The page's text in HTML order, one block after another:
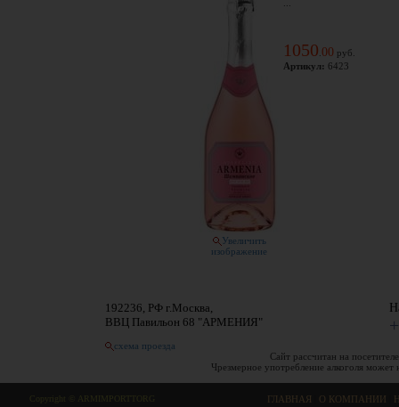
Увеличить
изображение
1050 00 руб.
Артикул: 6423
192236, РФ г.Москва,
ВВЦ Павильон 68 "АРМЕНИЯ"
схема проезда
Сайт рассчитан на
Чрезмерное употребление алкоголя
Copyright © ARMIMPORTTORG ГЛАВНАЯ О КОМПАНИИ